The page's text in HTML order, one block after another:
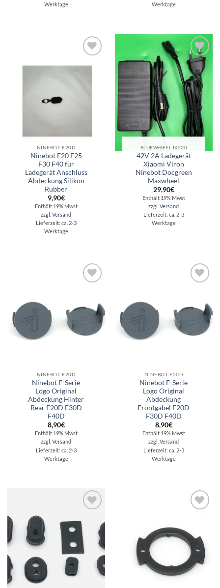
Werktage
Werktage
Auf die
NINEBOT F20D
Ninebot F20 F25
F30 F40 für
Ladegerät Anschluss
Abdeckung Silikon
Rubber
9,90€
Enthält 19% Mwst
zzgl.Versand
Lieferzeit: ca. 2-3
Werktage
Auf die
Wunschliste
BLUEWHEEL IX500
42V 2A Ladegerät
Xiaomi Viron
Ninebot Docgreen
Maxwheel
29,90€
Enthält 19% Mwst
zzgl.Versand
Lieferzeit: ca. 2-3
Werktage
NINEBOT F20D
Ninebot F-Serie
Logo Original
Abdeckung Hinter
Rear F20D F30D
F40D
8,90€
Enthält 19% Mwst
zzgl.Versand
Lieferzeit: ca. 2-3
Werktage
NINEBOT F20D
Ninebot F-Serie
Logo Original
Abdeckung
Frontgabel F20D
F30D F40D
8,90€
Enthält 19% Mwst
zzgl.Versand
Lieferzeit: ca. 2-3
Werktage
Auf die
Wunschliste
Wunschliste